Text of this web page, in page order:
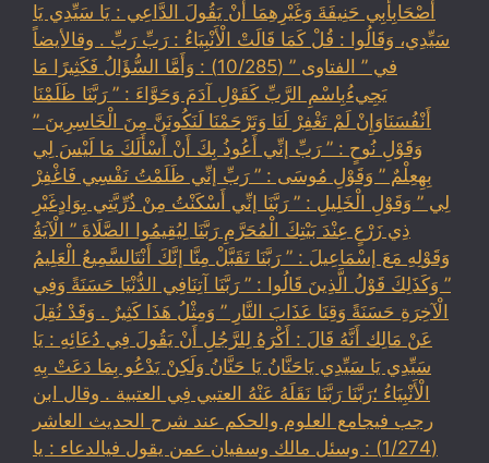
أَصْحَابِأَبِي حَنِيفَةَ وَغَيْرِهِمَا أَنْ يَقُولَ الدَّاعِي : يَا سَيِّدِي يَا
سَيِّدِي، وَقَالُوا : قُلْ كَمَا قَالَتْ الْأَنْبِيَاءُ : رَبِّ رَبِّ . وقالأيضاً
في ” الفتاوى ” (10/285) : وَأَمَّا السُّؤَالُ فَكَثِيرًا مَا
يَجِيءُبِاسْمِ الرَّبِّ كَقَوْلِ آدَمَ وَحَوَّاءَ : ” رَبَّنَا ظَلَمْنَا
أَنْفُسَنَاوَإِنْ لَمْ تَغْفِرْ لَنَا وَتَرْحَمْنَا لَنَكُونَنَّ مِنَ الْخَاسِرِينَ ”
وَقَوْلِ نُوحٍ : ” رَبِّ إنِّي أَعُوذُ بِكَ أَنْ أَسْأَلَكَ مَا لَيْسَ لِي
بِهِعِلْمٌ ” وَقَوْلِ مُوسَى : ” رَبِّ إنِّي ظَلَمْتُ نَفْسِي فَاغْفِرْ
لِي ” وَقَوْلِ الْخَلِيلِ : ” رَبَّنَا إنِّي أَسْكَنْتُ مِنْ ذُرِّيَّتِي بِوَادٍغَيْرِ
ذِي زَرْعٍ عِنْدَ بَيْتِكَ الْمُحَرَّمِ رَبَّنَا لِيُقِيمُوا الصَّلَاةَ ” الْآيَةُ
وَقَوْلِهِ مَعَ إسْمَاعِيلَ : ” رَبَّنَا تَقَبَّلْ مِنَّا إنَّكَ أَنْتَالسَّمِيعُ الْعَلِيمُ
” وَكَذَلِكَ قَوْلُ الَّذِينَ قَالُوا : ” رَبَّنَا آتِنَافِي الدُّنْيَا حَسَنَةً وَفِي
الْآخِرَةِ حَسَنَةً وَقِنَا عَذَابَ النَّارِ ” وَمِثْلُ هَذَا كَثِيرٌ . وَقَدْ نُقِلَ
عَنْ مَالِك أَنَّهُ قَالَ : أَكْرَهُ لِلرَّجُلِ أَنْ يَقُولَ فِي دُعَائِهِ : يَا
سَيِّدِي يَا سَيِّدِي يَاحَنَّانُ يَا حَنَّانُ وَلَكِنْ يَدْعُو بِمَا دَعَتْ بِهِ
الْأَنْبِيَاءُ ؛رَبَّنَا رَبَّنَا نَقَلَهُ عَنْهُ العتبي فِي العتبية . وقال ابن
رجب فيجامع العلوم والحكم عند شرح الحديث العاشر
(1/274) : وسئل مالك وسفيان عمن يقول فيالدعاء : يا